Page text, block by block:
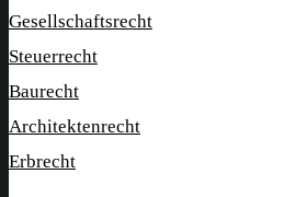
Gesellschaftsrecht
Steuerrecht
Baurecht
Architektenrecht
Erbrecht